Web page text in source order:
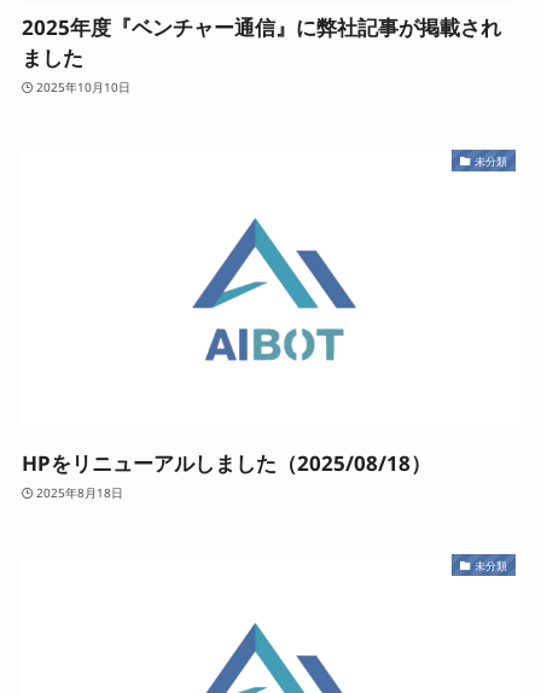
LINE公式アカウントはこちら
2025年度『ベンチャー通信』に弊社記事が掲載され
ました
2025年10月10日
未分類
HPをリニューアルしました（2025/08/18）
2025年8月18日
未分類